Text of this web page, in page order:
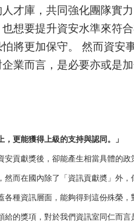
才庫，共同強化團隊實
想要提升資安水準來符
將更加保守。 然而資安
業而言，是必要亦或是
更能獲得上級的支持與認同。」
貢獻獎後，卻能產生相當具體的
而在國內除了「資訊貢獻奬」外
種資訊層面，能夠得到這份殊榮
的獎項，對於我們資訊室同仁而